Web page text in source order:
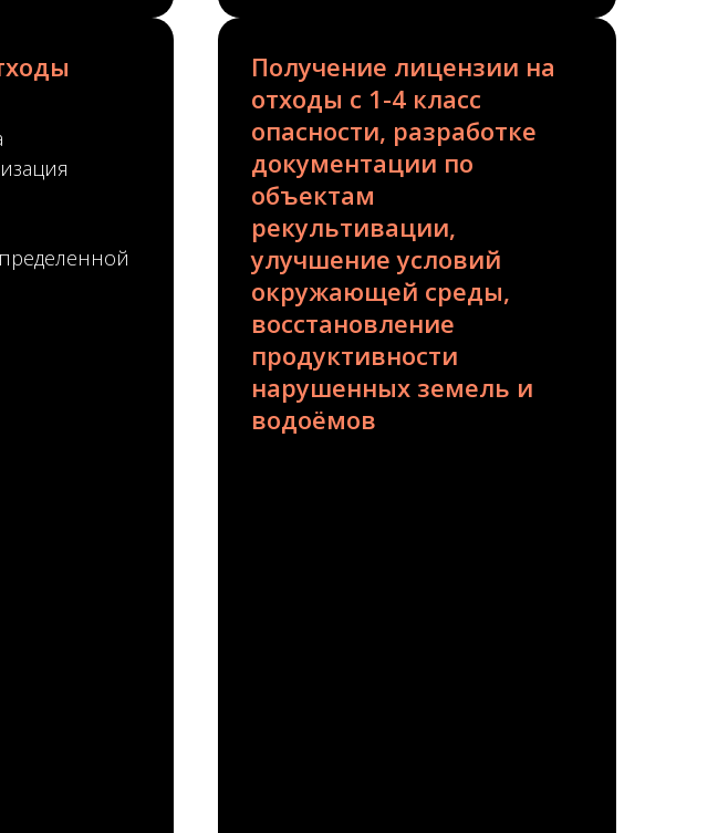
Получение лицензии на
отходы с 1-4 класс
опасности, разработке
документации по
объектам
рекультивации,
улучшение условий
окружающей среды,
восстановление
продуктивности
нарушенных земель и
водоёмов